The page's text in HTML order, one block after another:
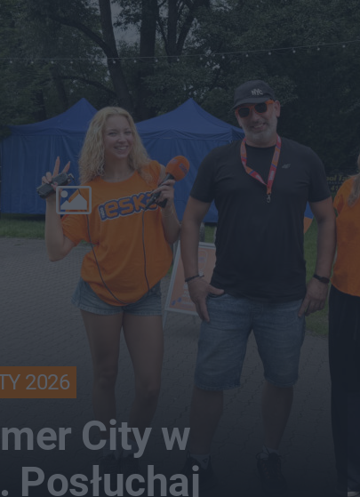
2026
City w
Posłuchaj